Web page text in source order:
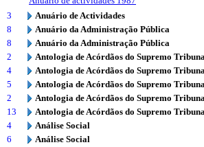
3
Anuário de Actividades
8
Anuário da Administração Pública
8
Anuário da Administração Pública
2
Antologia de Acórdãos do Supremo
4
Antologia de Acórdãos do Supremo
5
Antologia de Acórdãos do Supremo
2
Antologia de Acórdãos do Supremo
13
Antologia de Acórdãos do Supremo
4
Análise Social
6
Análise Social